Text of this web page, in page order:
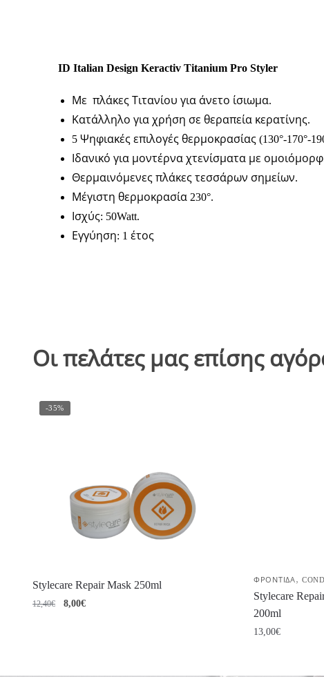
ID Italian Design Keractiv Titanium Pro Styler
Με πλάκες Τιτανίου για άνετο ίσιωμα.
Κατάλληλο για χρήση σε θεραπεία κερατίνης.
5 Ψηφιακές επιλογές θερμοκρασίας (130°-170°-
Ιδανικό για μοντέρνα χτενίσματα με
Θερμαινόμενες πλάκες τεσσάρων σημείων.
Μέγιστη θερμοκρασία 230°.
Ισχύς: 50Watt.
Εγγύηση: 1 έτος
Οι πελάτες μας επίσης
-35%
Stylecare Repair Mask 250ml
12,40€
Original
8,00€Η
ΦΡΟΝΤΙΔΑ,
Stylecare
200ml
13,00€